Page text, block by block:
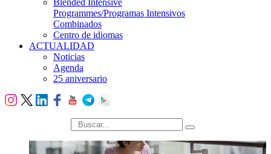
Programmes/Programas Intensivos
Combinados
Centro de idiomas
ACTUALIDAD
Noticias
Agenda
25 aniversario
búsqueda